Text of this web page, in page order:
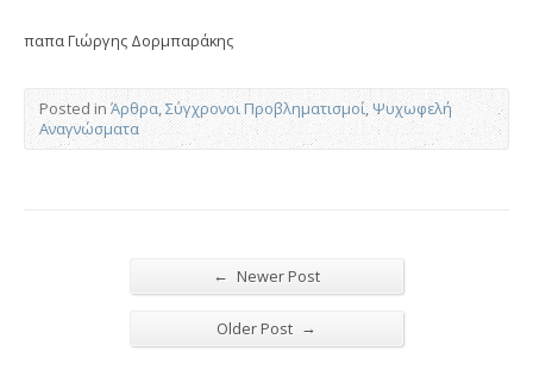
παπα Γιώργης Δορμπαράκης
Posted in Άρθρα,Σύγχρονοι Προβληματισμοί,Ψυχωφελή
Αναγνώσματα
← Newer Post
Older Post →